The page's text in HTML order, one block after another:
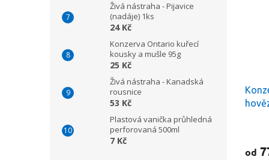
Živá nástraha - Pijavice
(nadáje) 1ks
24 Kč
Konzerva Ontario kuřecí
kousky a mušle 95g
25 Kč
Živá nástraha - Kanadská
rousnice
53 Kč
Plastová vanička průhledná
perforovaná 500ml
7 Kč
od